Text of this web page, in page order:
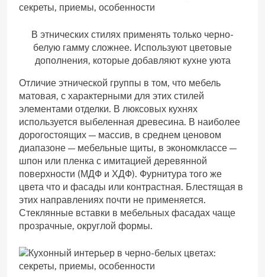
В этнических стилях применять только черно-
белую гамму сложнее. Используют цветовые
дополнения, которые добавляют кухне уюта
Отличие этнической группы в том, что мебель
матовая, с характерными для этих стилей
элементами отделки. В люксовых кухнях
используется выбеленная древесина. В наиболее
дорогостоящих — массив, в среднем ценовом
диапазоне — мебельные щиты, в экономклассе —
шпон или пленка с имитацией деревянной
поверхности (МДФ и ХДФ). Фурнитура того же
цвета что и фасады или контрастная. Блестящая в
этих направлениях почти не применяется.
Стеклянные вставки в мебельных фасадах чаще
прозрачные, округлой формы.